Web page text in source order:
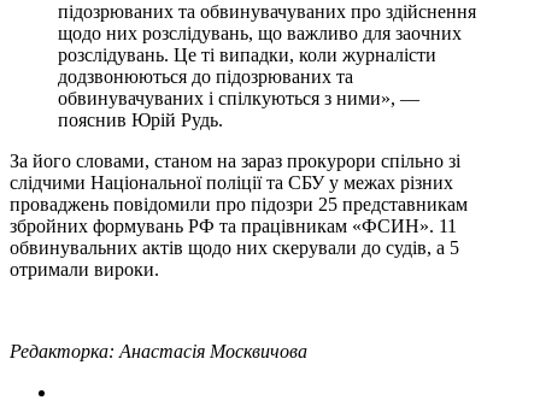
підозрюваних та обвинувачуваних про здійснення
щодо них розслідувань, що важливо для заочних
розслідувань. Це ті випадки, коли журналісти
додзвонюються до підозрюваних та
обвинувачуваних і спілкуються з ними», —
пояснив Юрій Рудь.
За його словами, станом на зараз прокурори спільно зі
слідчими Національної поліції та СБУ у межах різних
проваджень повідомили про підозри 25 представникам
збройних формувань РФ та працівникам «ФСИН». 11
обвинувальних актів щодо них скерували до судів, а 5
отримали вироки.
Редакторка: Анастасія Москвичова